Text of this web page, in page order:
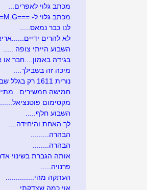
מכתב גלוי לאפרים...
מכתב גלוי ל- ===M.G====
לנו כבר נמאס.....
לא להרים
השבוע הייתי צופה .....
בגידה באמון....חבר או
מיכה זה בשבילך....
נורית 1611 רק בגלל שביקשת...
חמישה
מקסימום
השבוע חלף.....
לך האחת והיחידה....
הבהרה.........
הבהרה........
אותה הגברת בשינוי
פרנויה.....
העתקה מהי..............
אוי כמה שצדקתי......